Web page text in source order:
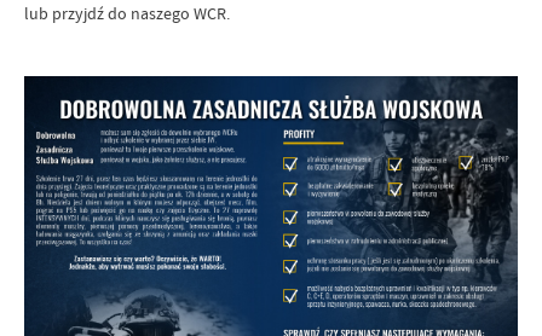
lub przyjdź do naszego WCR.